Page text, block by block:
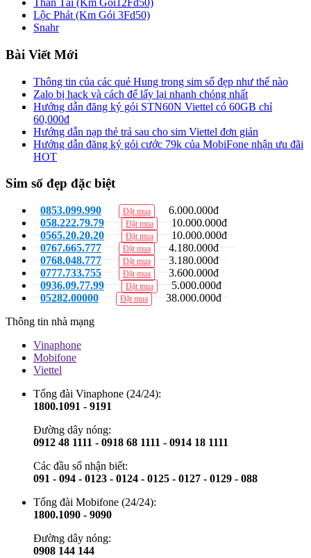
Thần Tài (Km Gói12Fd50)
Lộc Phát (Km Gói 3Fd50)
Snahr
Bài Viết Mới
Thông tin của các quẻ Hung trong sim số đẹp như thế nào
Zalo bị hack và cách để lấy lại nhanh chóng nhất
Hướng dẫn đăng ký gói STN60N Viettel có 60GB chỉ
60,000đ
Hướng dẫn nạp thẻ trả sau cho sim Viettel đơn giản
Hướng dẫn đăng ký gói cước 79k của MobiFone nhận ưu đãi
HOT
Sim số đẹp đặc biệt
0853.099.990 Đặt mua
6.000.000đ
058.222.79.79
Đặt mua
10.000.000đ
0565.20.20.20
Đặt mua
10.000.000đ
0767.665.777
Đặt mua
4.180.000đ
0768.048.777
Đặt mua
3.180.000đ
0777.733.755
Đặt mua
3.600.000đ
0936.09.77.99
Đặt mua
5.000.000đ
05282.00000
Đặt mua
38.000.000đ
Thông tin nhà mạng
Vinaphone
Mobifone
Viettel
Tổng đài Vinaphone (24/24):
1800.1091 - 9191
Đường dây nóng:
0912 48 1111 - 0918 68 1111 - 0914 18 1111
Các đầu số nhận biết:
091 - 094 - 0123 - 0124 - 0125 - 0127 - 0129 - 088
Tổng đài Mobifone (24/24):
1800.1090 - 9090
Đường dây nóng:
0908 144 144